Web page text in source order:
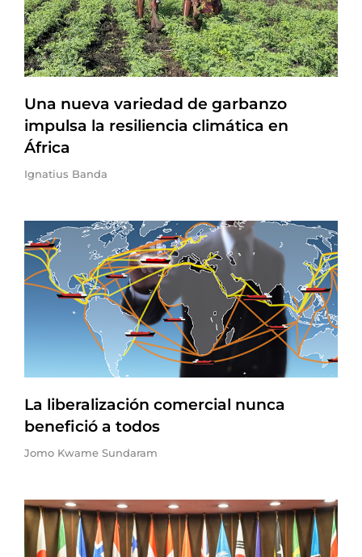
Una nueva variedad de garbanzo
impulsa la resiliencia climática en
África
Ignatius Banda
La liberalización comercial nunca
benefició a todos
Jomo Kwame Sundaram